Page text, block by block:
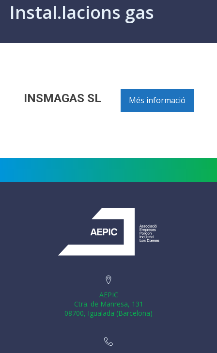
Instal.lacions gas
INSMAGAS SL Més informació
AEPIC
Ctra. de Manresa, 131
08700, Igualada (Barcelona)